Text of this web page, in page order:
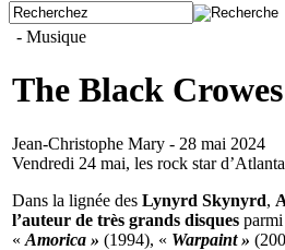
- Musique
The Black
Jean-Christophe Mary - 28 mai 2024
Vendredi 24 mai, les rock star
Dans la lignée des Lynyrd Skynyrd,
l’auteur de très grands disques parmi
« Amorica » (1994), « Warpaint »